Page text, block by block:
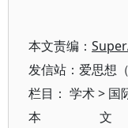
本文责编：
发信站：爱思想
栏目： 学术> 国
本